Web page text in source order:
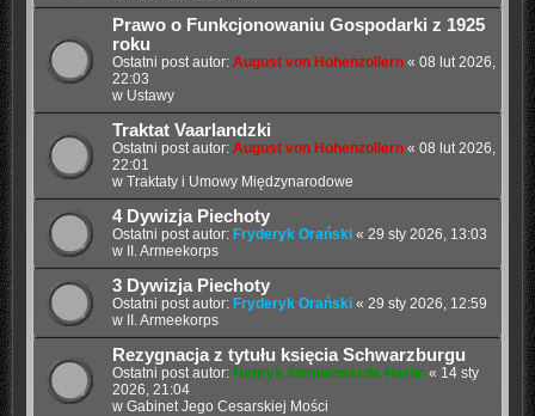
Prawo o Funkcjonowaniu Gospodarki z 1925
roku
Ostatni post autor: August von Hohenzollern« 08 lut 2026,
22:03
w Ustawy
Traktat Vaarlandzki
Ostatni post autor: August von Hohenzollern« 08 lut 2026,
22:01
w Traktaty i Umowy Międzynarodowe
4 Dywizja Piechoty
Ostatni post autor: Fryderyk Orański« 29 sty 2026, 13:03
w II. Armeekorps
3 Dywizja Piechoty
Ostatni post autor: Fryderyk Orański« 29 sty 2026, 12:59
w II. Armeekorps
Rezygnacja z tytułu księcia Schwarzburgu
Ostatni post autor: Henryk Ziemiański de Harlin« 14 sty
2026, 21:04
w Gabinet Jego Cesarskiej Mości